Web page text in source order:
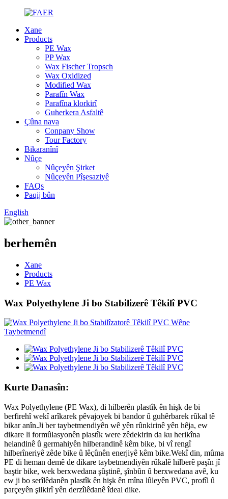
Xane
Products
PE Wax
PP Wax
Wax Fischer Tropsch
Wax Oxidized
Modified Wax
Parafîn Wax
Parafîna klorkirî
Guherkera Asfaltê
Çûna nava
Conpany Show
Tour Factory
Bikaranînî
Nûçe
Nûçeyên Şirket
Nûçeyên Pîşesaziyê
FAQs
Paqij bûn
English
berhemên
Xane
Products
PE Wax
Wax Polyethylene Ji bo Stabilizerê Têkilî PVC
Kurte Danasîn:
Wax Polyethylene (PE Wax), di hilberên plastîk ên hişk de bi
berfirehî wekî arîkarek pêvajoyek bi bandor û guhêrbarek rûkal tê
bikar anîn.Ji ber taybetmendiyên wê yên rûnkirinê yên hêja, ew
dikare li formûlasyonên plastîk were zêdekirin da ku herikîna
helandinê û germahiyên hilberandinê kêm bike, bi vî rengî
hilberîneriyê zêde bike û lêçûnên enerjiyê kêm bike.Wekî din, mûma
PE di heman demê de dikare taybetmendiyên rûkalê hilberê paşîn jî
baştir bike, wek berxwedana şûştinê, şînbûn û berxwedana avê, ku
ew ji bo serîlêdanên plastîk ên hişk ên mîna lûleyên PVC, profîl û
parçeyên şilkirî yên derzîlêdanê îdeal dike.